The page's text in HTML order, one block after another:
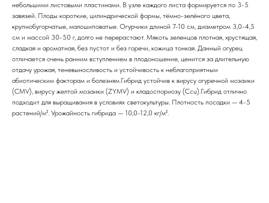
небольшими листовыми пластинами. В узле каждого листа формируется по 3-5
завязей. Плоды короткие, цилиндрической формы, тёмно-зелёного цвета,
крупнобугорчатые, малошиповатые. Огурчики длиной 7-10 см, диаметром 3,0-4,5
см и массой 30-50 г, долго не перерастают. Мякоть зеленцов плотная, хрустящая,
сладкая и ароматная, без пустот и без горечи, кожица тонкая. Данный огурец
отличается очень ранним вступлением в плодоношение, ценится за длительную
отдачу урожая, теневыносливость и устойчивость к неблагоприятным
абиотическим факторам и болезням.Гибрид устойчив к вирусу огуречной мозаики
(CMV), вирусу желтой мозаики (ZYMV) и кладоспориозу (Ccu).Гибрид отлично
подходит для выращивания в условиях светокультуры. Плотность посадки — 4-5
растений/м². Урожайность гибрида — 10,0-12,0 кг/м².